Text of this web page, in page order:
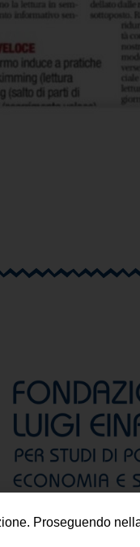
Fondazione Luigi
Proseguendo